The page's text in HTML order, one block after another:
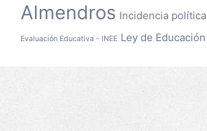
Almendros Incidencia política
Evaluación Educativa - INEE Ley de Educación